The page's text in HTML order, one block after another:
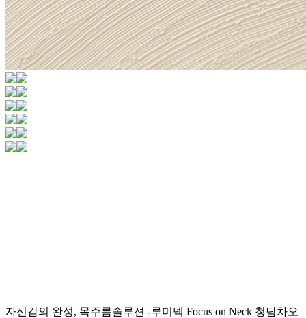
자신감의 완성, 목주름솔루션 -루미넥 Focus on Neck 청담차오